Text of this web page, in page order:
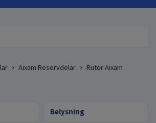
Aixam Reservdelar Rutor Aixam
Belysning